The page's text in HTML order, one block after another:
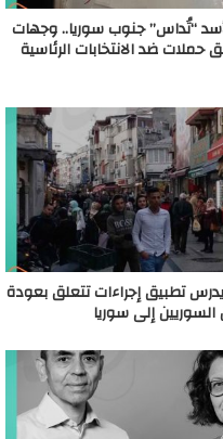
“تُداس” جنوب سوريا.. وجهات
حملات ضد الانتخابات الرئاسية
تطبيق إجراءات تتعلق بعودة
السوريين إلى سوريا